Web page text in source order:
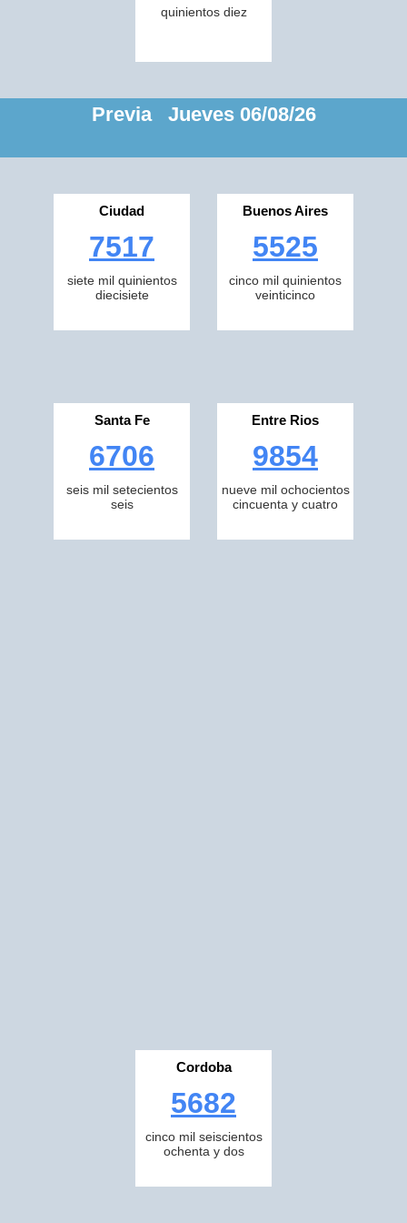
quinientos diez
Previa Jueves 06/08/26
Ciudad
7517
siete mil quinientos
diecisiete
Buenos Aires
5525
cinco mil quinientos
veinticinco
Santa Fe
6706
seis mil setecientos
seis
Entre Rios
9854
nueve mil ochocientos
cincuenta y cuatro
Cordoba
5682
cinco mil seiscientos
ochenta y dos